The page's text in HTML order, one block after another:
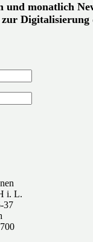
und monatlich
Digitalisierung
i. L.
37